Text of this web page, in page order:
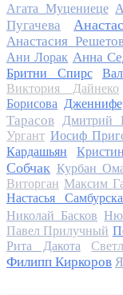
Агата Муцениеце
Пугачева
Анастасия
Ани Лорак Анна
Бритни Спирс
Виктория Дайнеко
Борисова
Тарасов
Дмитрий
Ургант Иосиф
Кардашьян
Собчак Курбан
Виторган Максим
Настасья
Николай Басков
Павел Прилучный
Рита Дакота
Филипп Киркоров